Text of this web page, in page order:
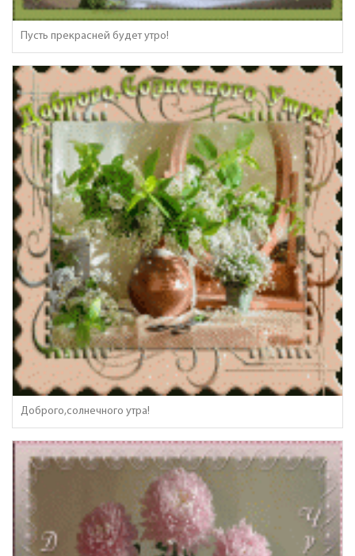
Пусть прекрасней будет утро!
Доброго,солнечного утра!